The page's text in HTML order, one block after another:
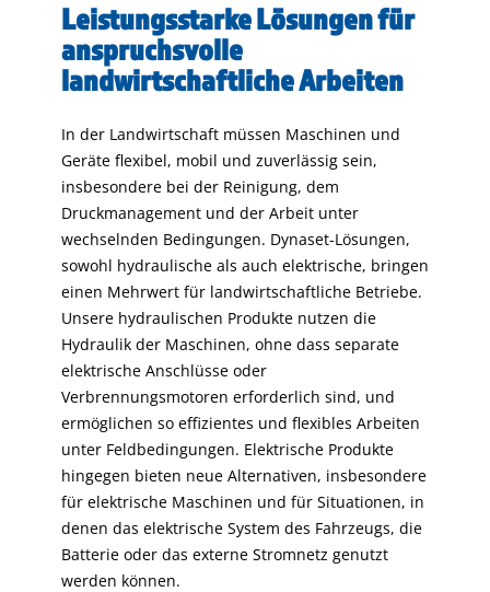
Leistungsstarke Lösungen für
anspruchsvolle
landwirtschaftliche Arbeiten
In der Landwirtschaft müssen Maschinen und
Geräte flexibel, mobil und zuverlässig sein,
insbesondere bei der Reinigung, dem
Druckmanagement und der Arbeit unter
wechselnden Bedingungen. Dynaset-Lösungen,
sowohl hydraulische als auch elektrische, bringen
einen Mehrwert für landwirtschaftliche Betriebe.
Unsere hydraulischen Produkte nutzen die
Hydraulik der Maschinen, ohne dass separate
elektrische Anschlüsse oder
Verbrennungsmotoren erforderlich sind, und
ermöglichen so effizientes und flexibles Arbeiten
unter Feldbedingungen. Elektrische Produkte
hingegen bieten neue Alternativen, insbesondere
für elektrische Maschinen und für Situationen, in
denen das elektrische System des Fahrzeugs, die
Batterie oder das externe Stromnetz genutzt
werden können.